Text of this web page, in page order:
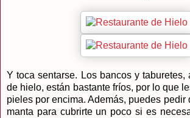
Y toca sentarse. Los bancos y taburetes,
de hielo, están bastante fríos, por lo que
pieles por encima. Además, puedes pedir
manta para cubrirte un poco si es